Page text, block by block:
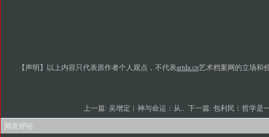
【声明】以上内容只代表原作者个人观点，不代表artda.cn艺术档案网的立场和
上一篇:吴增定︱神与命运：从.. 下一篇:包利民︱哲学是
网友评论